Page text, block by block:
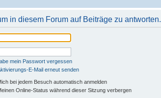
in diesem Forum auf Beiträge zu antworten.
mein Passwort vergessen
E-Mail erneut senden
bei jedem Besuch automatisch anmelden
Online-Status während dieser Sitzung verbergen